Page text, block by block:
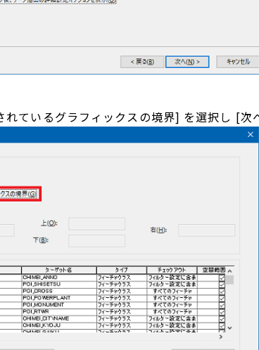
ているグラフィックスの境界] を選択し [次